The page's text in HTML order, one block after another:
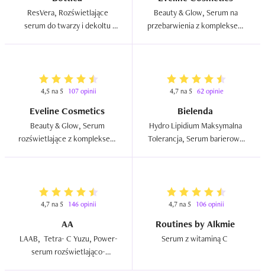
ResVera, Rozświetlające
serum do twarzy i dekoltu
Beauty & Glow, Serum na
przebarwienia z kompleksem
4,5 na 5 107 opinii
Eveline Cosmetics
Beauty & Glow, Serum
rozświetlające z kompleksem
4,7 na 5 62 opinie
Bielenda
Hydro Lipidium Maksymalna
Tolerancja, Serum barierowe
4,7 na 5 146 opinii
AA
LAAB,  Tetra- C Yuzu, Power-
serum rozświetlająco-
4,7 na 5 106 opinii
Routines by Alkmie